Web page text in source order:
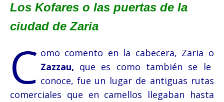
Los Kofares o las puertas de la
ciudad de Zaria
C omo comento en la cabecera, Zaria o
Zazzau, que es como también se le
conoce, fue un lugar de antiguas rutas
comerciales que en camellos llegaban hasta